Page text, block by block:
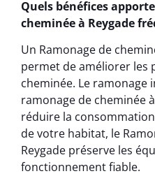
Quels bénéfices
cheminée à Reygade
Un Ramonage de
permet de améliorer les
cheminée. Le ramonage
ramonage de cheminée
réduire la
de votre habitat, le
Reygade préserve les
fonctionnement fiable.